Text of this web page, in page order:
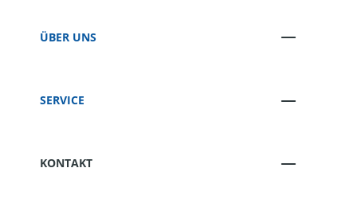
ÜBER UNS
SERVICE
KONTAKT